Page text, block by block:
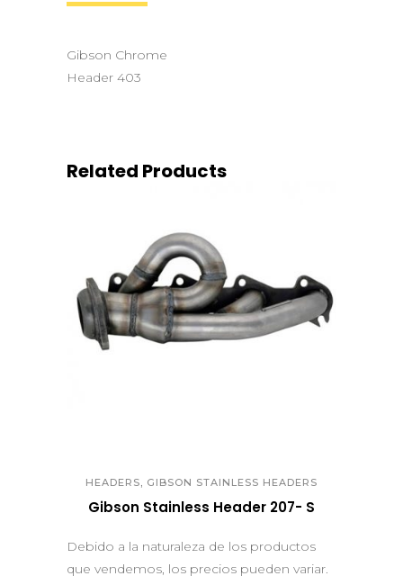
Gibson Chrome
Header 403
Related Products
HEADERS, GIBSON STAINLESS HEADERS
Gibson Stainless Header 207- S
Debido a la naturaleza de los productos
que vendemos, los precios pueden variar.